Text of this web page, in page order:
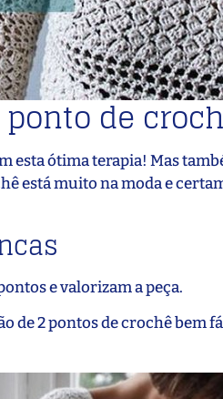
de
esta ótima terapia! Mas
está muito na moda e
e valorizam a peça.
de 2 pontos de crochê bem